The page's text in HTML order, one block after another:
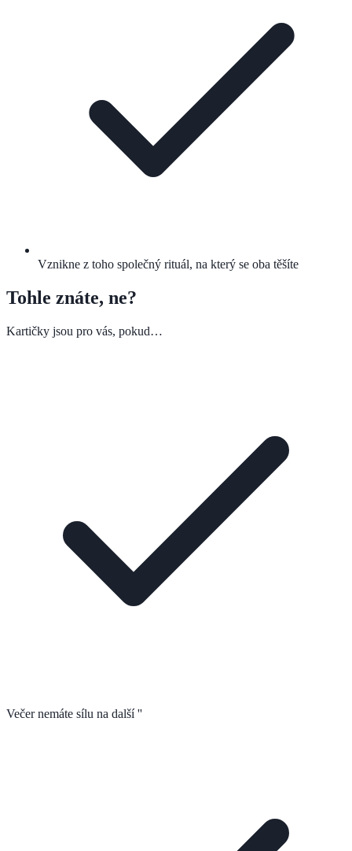
Vznikne z toho společný rituál, na který se oba těšíte
Tohle znáte, ne?
Kartičky jsou pro vás, pokud…
Večer nemáte sílu na další ''